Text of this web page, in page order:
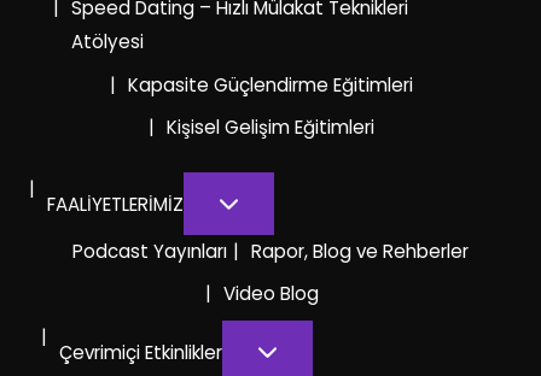
Speed Dating – Hızlı Mülakat Teknikleri
Atölyesi
Kapasite Güçlendirme Eğitimleri
Kişisel Gelişim Eğitimleri
FAALİYETLERİMİZ
Podcast Yayınları
Rapor, Blog ve Rehberler
Video Blog
Çevrimiçi Etkinlikler